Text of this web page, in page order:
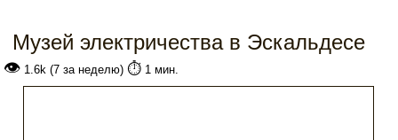
Музей электричества в Эскальдесе
👁 1.6k (7 за неделю) ⏱️ 1 мин.